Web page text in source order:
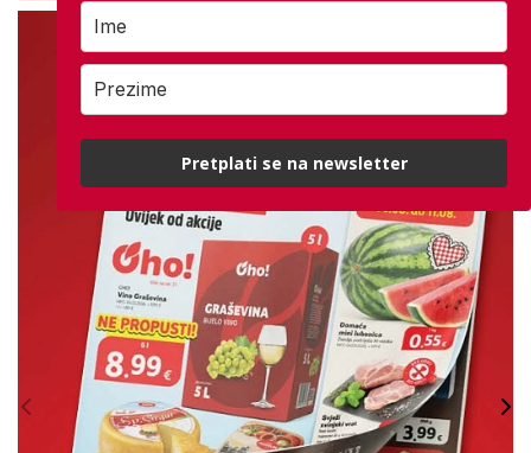
Pretplati se na newsletter